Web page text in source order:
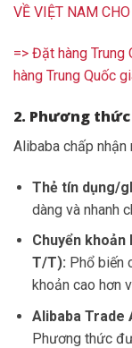
VỀ VIỆT NAM
=> Đặt hàng Trung
hàng Trung Quốc
2. Phương
Alibaba chấp nhận
Thẻ tín dụng/
dàng và nhanh
Chuyển
T/T): Phổ biến
khoản cao hơn
Alibaba Trade
Phương thức